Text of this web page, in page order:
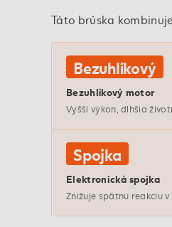
Táto brúska
Bezuhlíkový
Bezuhlíkový motor
Vyšší výkon, dlhšia
Spojka
Elektronická spojka
Znižuje spätnú reakciu